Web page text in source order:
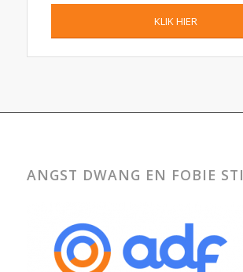
KLIK HIER
ANGST DWANG EN FOBIE